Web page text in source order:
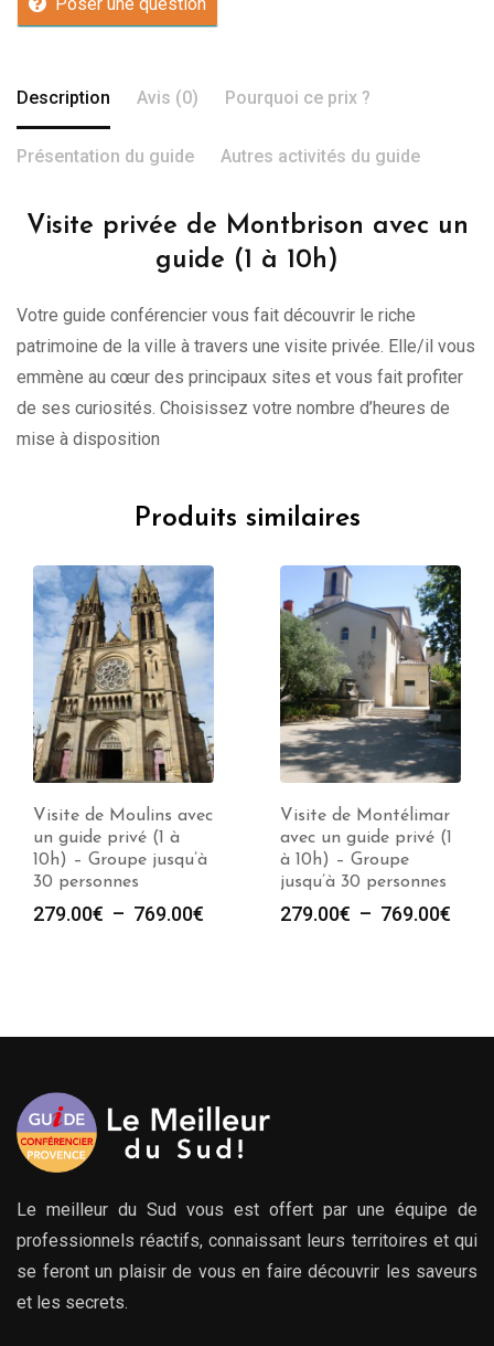
Description Avis (0) Pourquoi ce prix ?
Présentation du guide Autres activités du guide
Visite privée de Montbrison avec un
guide (1 à 10h)
Votre guide conférencier vous fait découvrir le riche
patrimoine de la ville à travers une visite privée. Elle/il vous
emmène au cœur des principaux sites et vous fait profiter
de ses curiosités. Choisissez votre nombre d’heures de
mise à disposition
Produits similaires
Visite de Moulins avec
un guide privé (1 à
10h) – Groupe jusqu’à
30 personnes
279.00€ – 769.00€
769.00€
Visite de Montélimar
avec un guide privé (1
à 10h) – Groupe
jusqu’à 30 personnes
279.00€ – 769.00€
Le meilleur du Sud vous est offert par une équipe de
professionnels réactifs, connaissant leurs territoires et qui
se feront un plaisir de vous en faire découvrir les saveurs
et les secrets.